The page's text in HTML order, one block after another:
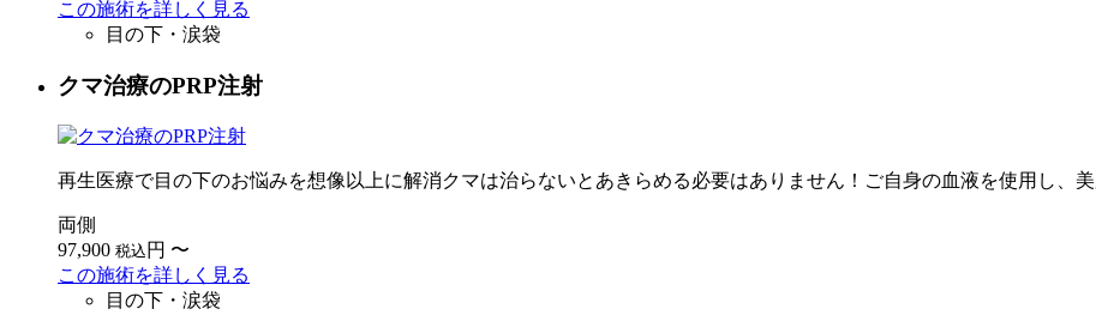
この施術を詳しく見る
目の下・涙袋
クマ治療のPRP注射
再生医療で目の下のお悩みを想像以上に解消クマは治らないとあきらめる必要はありません！ご自身の血液を使用し、美
両側
97,900 税込 円 〜
この施術を詳しく見る
目の下・涙袋